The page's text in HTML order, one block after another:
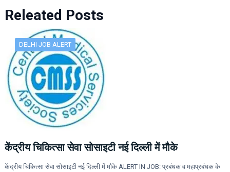
Releated Posts
DELHI JOB ALERT
केंद्रीय चिकित्सा सेवा सोसाइटी नई दिल्ली में मौके
केंद्रीय चिकित्सा सेवा सोसाइटी नई दिल्ली में मौके ALERT IN JOB: प्रबंधक व महाप्रबंधक के